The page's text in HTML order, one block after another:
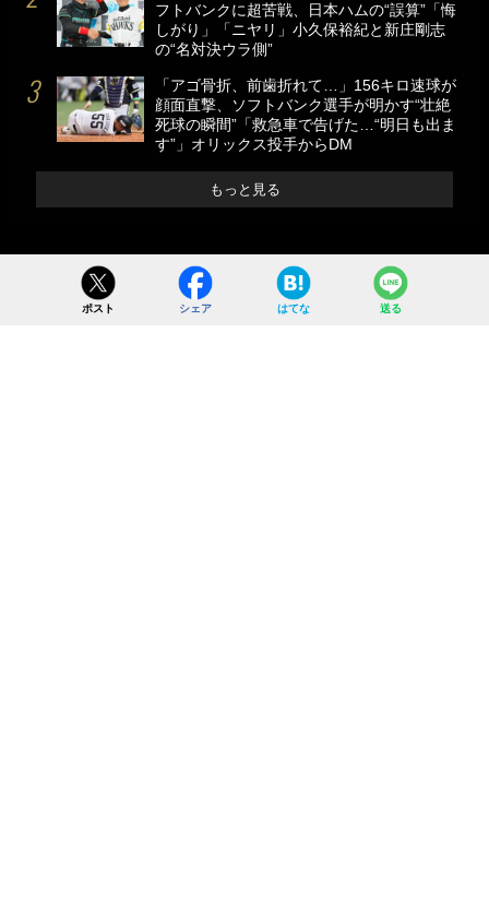
フトバンクに超苦戦、日本ハムの“誤算”「悔
しがり」「ニヤリ」小久保裕紀と新庄剛志
の“名対決ウラ側”
「アゴ骨折、前歯折れて…」156キロ速球が
顔面直撃、ソフトバンク選手が明かす“壮絶
死球の瞬間”「救急車で告げた…“明日も出ま
す”」オリックス投手からDM
もっと見る
ポスト シェア はてな 送る